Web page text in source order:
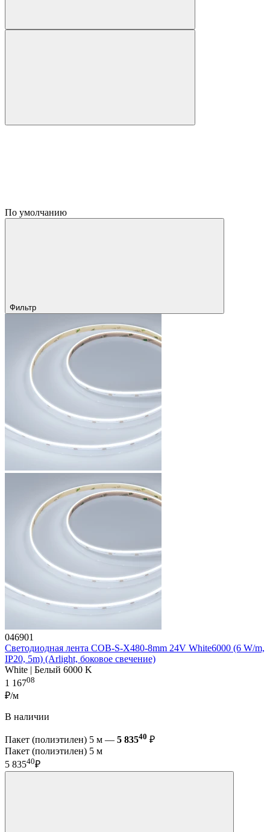
По умолчанию
Фильтр
046901
Светодиодная лента COB-S-X480-8mm 24V White6000 (6 W/m,
IP20, 5m) (Arlight, боковое свечение)
White | Белый 6000 K
1 16708
₽/м
В наличии
Пакет (полиэтилен) 5 м — 5 83540 ₽
Пакет (полиэтилен) 5 м
5 83540₽